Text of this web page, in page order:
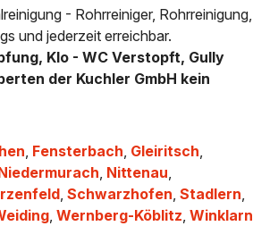
- Rohrreiniger, Rohrreinigung,
und jederzeit erreichbar.
Klo - WC Verstopft, Gully
der Kuchler GmbH kein
, Fensterbach, Gleiritsch,
, Nittenau,
,Schwarzhofen,Stadlern,
,Wernberg-Köblitz,Winklarn